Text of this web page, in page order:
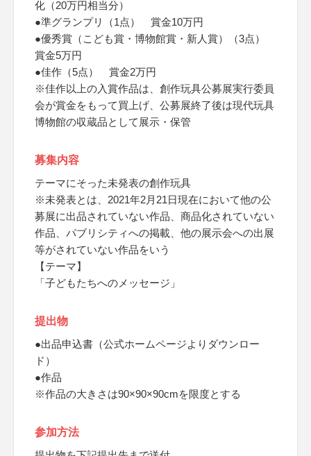
化（20万円相当分）
●準グランプリ（1点） 賞金10万円
●優秀賞（こども賞・博物館賞・新人賞）（3点）
賞金5万円
●佳作（5点） 賞金2万円
※佳作以上の入賞作品は、創作玩具公募展実行委員
会が賞金をもって買上げ、公募展終了後は現代玩具
博物館の収蔵品として展示・保管
募集内容
テーマにそった未発表の創作玩具
※未発表とは、2021年2月21日現在において他の公
募展に出品されていない作品、商品化されていない
作品、パブリシティへの掲載、他の展示会への出展
等がされていない作品をいう
【テーマ】
「子どもたちへのメッセージ」
提出物
●出品申込書（公式ホームページよりダウンロー
ド）
●作品
※作品の大きさは90×90×90cmを限度とする
参加方法